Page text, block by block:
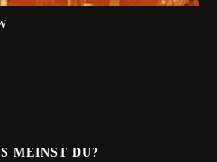
MEINST DU?